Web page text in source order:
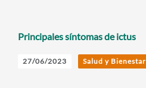
Principales síntomas de ictus
27/06/2023 Salud y Bienestar